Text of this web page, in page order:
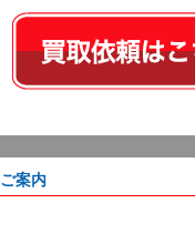
ご案内